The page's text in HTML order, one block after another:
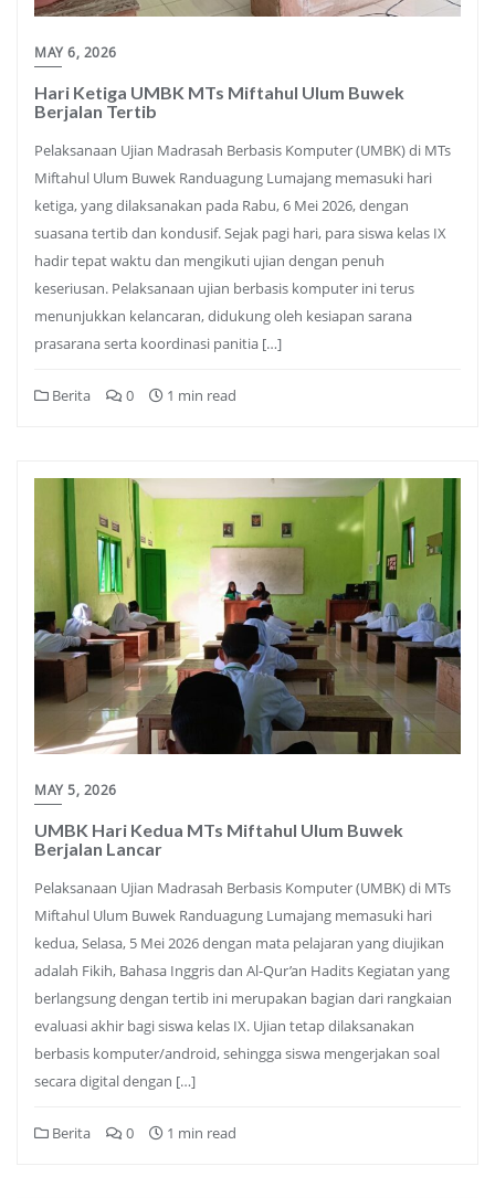
MAY 6, 2026
Hari Ketiga UMBK MTs Miftahul Ulum Buwek
Berjalan Tertib
Pelaksanaan Ujian Madrasah Berbasis Komputer (UMBK) di MTs
Miftahul Ulum Buwek Randuagung Lumajang memasuki hari
ketiga, yang dilaksanakan pada Rabu, 6 Mei 2026, dengan
suasana tertib dan kondusif. Sejak pagi hari, para siswa kelas IX
hadir tepat waktu dan mengikuti ujian dengan penuh
keseriusan. Pelaksanaan ujian berbasis komputer ini terus
menunjukkan kelancaran, didukung oleh kesiapan sarana
prasarana serta koordinasi panitia […]
Berita 0 1 min read
MAY 5, 2026
UMBK Hari Kedua MTs Miftahul Ulum Buwek
Berjalan Lancar
Pelaksanaan Ujian Madrasah Berbasis Komputer (UMBK) di MTs
Miftahul Ulum Buwek Randuagung Lumajang memasuki hari
kedua, Selasa, 5 Mei 2026 dengan mata pelajaran yang diujikan
adalah Fikih, Bahasa Inggris dan Al-Qur’an Hadits Kegiatan yang
berlangsung dengan tertib ini merupakan bagian dari rangkaian
evaluasi akhir bagi siswa kelas IX. Ujian tetap dilaksanakan
berbasis komputer/android, sehingga siswa mengerjakan soal
secara digital dengan […]
Berita 0 1 min read